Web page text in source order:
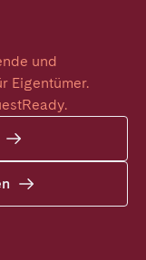
und
Eigentümer.